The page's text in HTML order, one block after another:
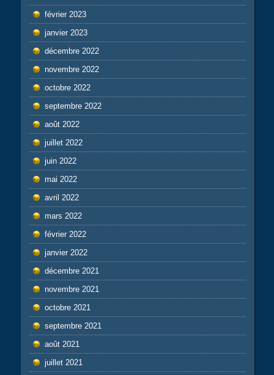
février 2023
janvier 2023
décembre 2022
novembre 2022
octobre 2022
septembre 2022
août 2022
juillet 2022
juin 2022
mai 2022
avril 2022
mars 2022
février 2022
janvier 2022
décembre 2021
novembre 2021
octobre 2021
septembre 2021
août 2021
juillet 2021